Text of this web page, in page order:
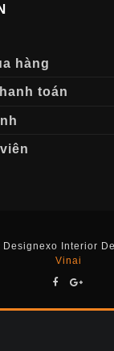
hàng
toán
Interior
Vinai